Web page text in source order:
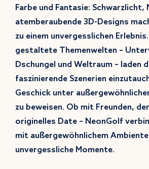
Farbe und Fantasie: Schwarzlicht,
atemberaubende 3D-Designs
zu einem unvergesslichen
gestaltete Themenwelten –
Dschungel und Weltraum – laden
faszinierende Szenerien
Geschick unter
zu beweisen. Ob mit Freunden,
originelles Date – NeonGolf
mit außergewöhnlichem
unvergessliche Momente.